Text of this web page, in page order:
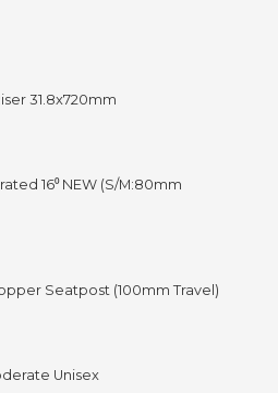
31.8x720mm
16⁰ NEW (S/M:80mm
Seatpost (100mm Travel)
Unisex